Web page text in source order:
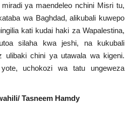
ya maendeleo nchini Misri tu,
wa Baghdad, alikubali kuwepo
kati kudai haki za Wapalestina,
silaha kwa jeshi, na kukubali
ulibaki chini ya utawala wa kigeni.
uchokozi wa tatu ungeweza
Tasneem Hamdy